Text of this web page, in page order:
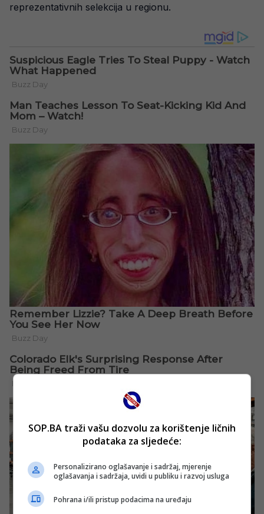
reprezentativnih selekcija u regionu.
SOP.BA traži vašu dozvolu za korištenje ličnih
podataka za sljedeće:
Personalizirano oglašavanje i sadržaj, mjerenje
oglašavanja i sadržaja, uvidi u publiku i razvoj usluga
Pohrana i/ili pristup podacima na uređaju